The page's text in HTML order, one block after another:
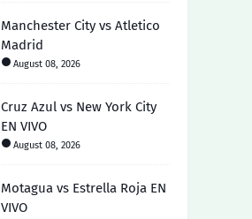
Manchester City vs Atletico
Madrid
August 08, 2026
Cruz Azul vs New York City
EN VIVO
August 08, 2026
Motagua vs Estrella Roja EN
VIVO